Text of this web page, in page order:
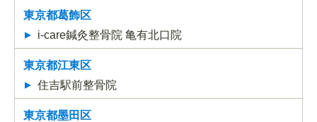
東京都葛飾区
i-care鍼灸整骨院 亀有北口院
東京都江東区
住吉駅前整骨院
東京都墨田区